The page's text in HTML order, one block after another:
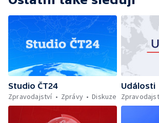
Studio ČT24
Zpravodajství
Zprávy Diskuze
Události